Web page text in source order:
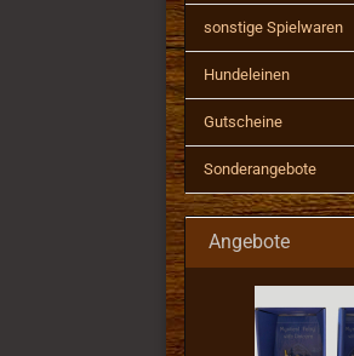
sonstige Spielwaren
Hundeleinen
Gutscheine
Sonderangebote
Angebote